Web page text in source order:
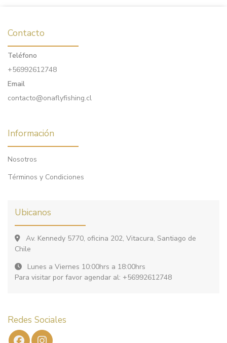
Contacto
Teléfono
+56992612748
Email
contacto@onaflyfishing.cl
Información
Nosotros
Términos y Condiciones
Ubicanos
Av. Kennedy 5770, oficina 202, Vitacura, Santiago de
Chile
Lunes a Viernes 10:00hrs a 18:00hrs
Para visitar por favor agendar al: +56992612748
Redes Sociales